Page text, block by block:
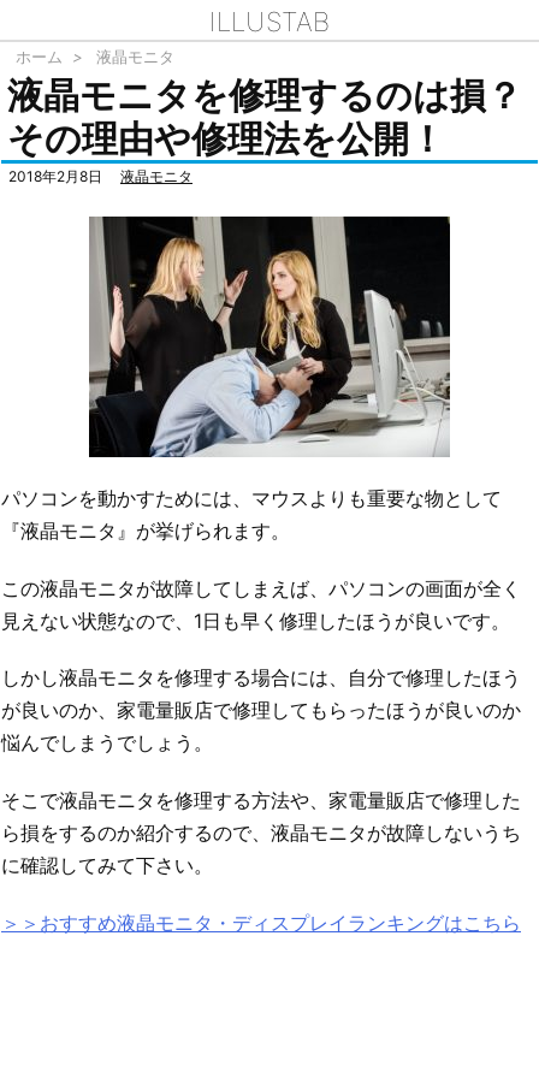
ILLUSTAB
ホーム > 液晶モニタ
液晶モニタを修理するのは損？
その理由や修理法を公開！
2018年2月8日 液晶モニタ
パソコンを動かすためには、マウスよりも重要な物として
『液晶モニタ』が挙げられます。
この液晶モニタが故障してしまえば、パソコンの画面が全く
見えない状態なので、1日も早く修理したほうが良いです。
しかし液晶モニタを修理する場合には、自分で修理したほう
が良いのか、家電量販店で修理してもらったほうが良いのか
悩んでしまうでしょう。
そこで液晶モニタを修理する方法や、家電量販店で修理した
ら損をするのか紹介するので、液晶モニタが故障しないうち
に確認してみて下さい。
＞＞おすすめ液晶モニタ・ディスプレイランキングはこちら